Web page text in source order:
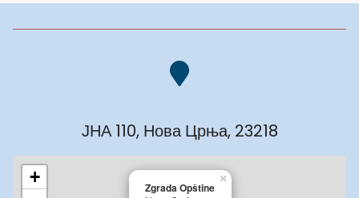
ЈНА 110, Нова Црња, 23218
Zgrada Opštine
×
+